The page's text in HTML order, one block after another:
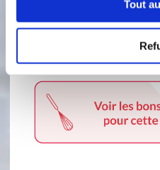
Tout
35 gramme(s)
montée (30%